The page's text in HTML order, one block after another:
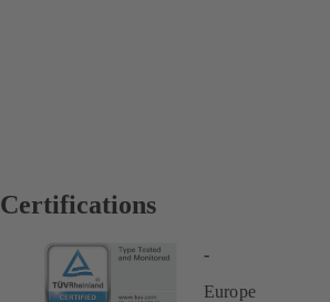
Certifications
-
Europe